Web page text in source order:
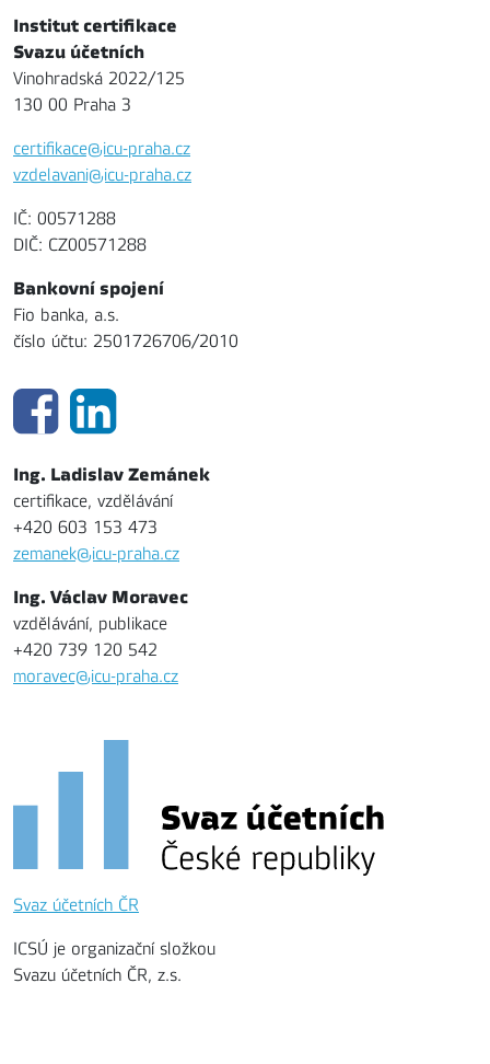
Institut certifikace
Svazu účetních
Vinohradská 2022/125
130 00 Praha 3
certifikace@icu-praha.cz
vzdelavani@icu-praha.cz
IČ: 00571288
DIČ: CZ00571288
Bankovní spojení
Fio banka, a.s.
číslo účtu: 2501726706/2010
Ing. Ladislav Zemánek
certifikace, vzdělávání
+420 603 153 473
zemanek@icu-praha.cz
Ing. Václav Moravec
vzdělávání, publikace
+420 739 120 542
moravec@icu-praha.cz
Svaz účetních ČR
ICSÚ je organizační složkou
Svazu účetních ČR, z.s.